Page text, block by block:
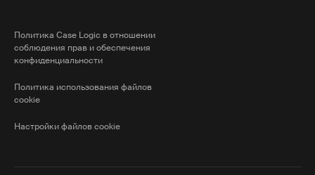
Политика Case Logic в отношении
соблюдения прав и обеспечения
конфиденциальности
Политика использования файлов
cookie
Настройки файлов cookie